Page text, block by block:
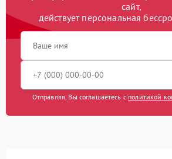
сайт,
действует персональная
Отправляя, Вы соглашаетесь с политикой